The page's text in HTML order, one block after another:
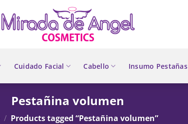
Cuidado Facial Cabello Insumo Pestañas
Pestañina volumen
/ Products tagged “Pestañina volumen”